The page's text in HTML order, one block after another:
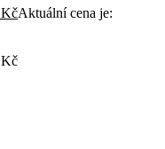
KčAktuální cena je:
Kč